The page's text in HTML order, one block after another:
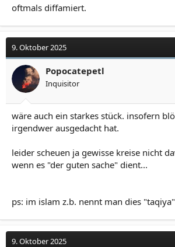
oftmals diffamiert.
9. Oktober 2025
Popocatepetl
Inquisitor
wäre auch ein starkes stück. insofern
irgendwer ausgedacht hat.
leider scheuen ja gewisse kreise nicht
wenn es "der guten sache" dient...
ps: im islam z.b. nennt man dies "taqiya"
9. Oktober 2025